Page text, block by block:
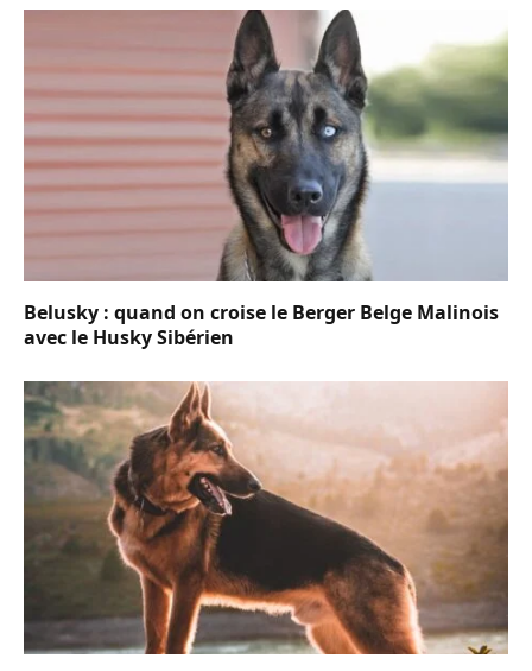
Belusky : quand on croise le Berger Belge Malinois
avec le Husky Sibérien